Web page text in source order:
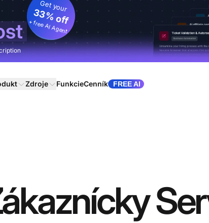
Get your
33% off
+ free AI Agent
Zdroje FunkcieCenník FREE AI